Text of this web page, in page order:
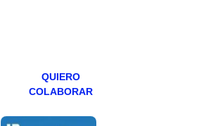
QUIERO
COLABORAR